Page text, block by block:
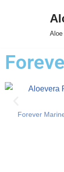
indhold
Aloe
Forever